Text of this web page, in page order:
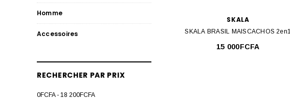
Homme
Accessoires
RECHERCHER PAR PRIX
0FCFA - 18 200FCFA
SKALA
SKALA BRASIL MAISCACHOS 2en1
15 000FCFA